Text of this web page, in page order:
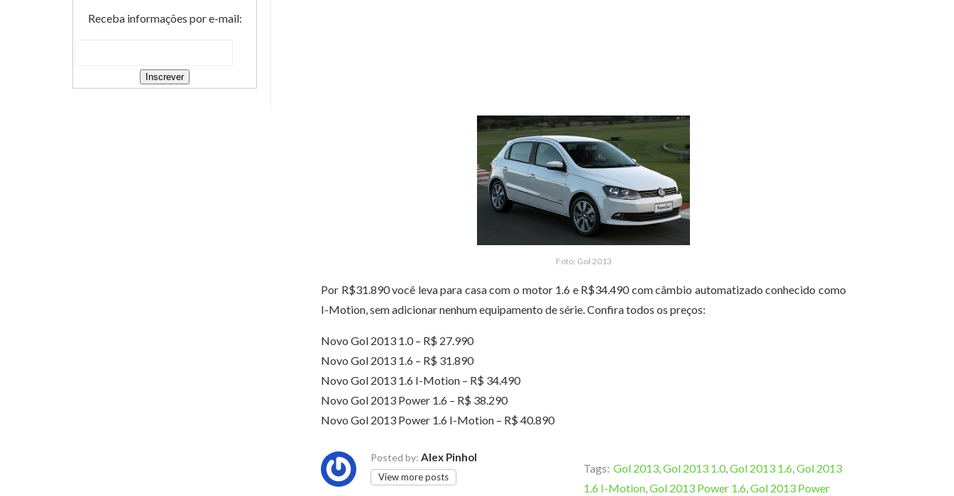
Foto: Gol 2013
Por R$31.890 você leva para casa com o motor 1.6 e R$34.490 com câmbio automatizado conhecido como
I-Motion, sem adicionar nenhum equipamento de série. Confira todos os preços:
Novo Gol 2013 1.0 – R$ 27.990
Novo Gol 2013 1.6 – R$ 31.890
Novo Gol 2013 1.6 I-Motion – R$ 34.490
Novo Gol 2013 Power 1.6 – R$ 38.290
Novo Gol 2013 Power 1.6 I-Motion – R$ 40.890
Posted by: Alex Pinhol
View more posts
Tags: Gol 2013,Gol 2013 1.0,Gol 2013 1.6,Gol 2013
1.6 I-Motion,Gol 2013 Power 1.6,Gol 2013 Power
Receba informações por e-mail: